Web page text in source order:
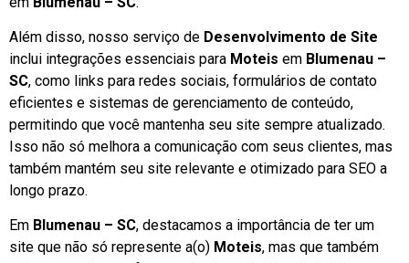
Além disso, nosso serviço de Desenvolvimento de Site
inclui integrações essenciais para Moteis em Blumenau –
SC, como links para redes sociais, formulários de contato
eficientes e sistemas de gerenciamento de conteúdo,
permitindo que você mantenha seu site sempre atualizado.
Isso não só melhora a comunicação com seus clientes, mas
também mantém seu site relevante e otimizado para SEO a
longo prazo.
Em Blumenau – SC, destacamos a importância de ter um
site que não só represente a(o) Moteis, mas que também